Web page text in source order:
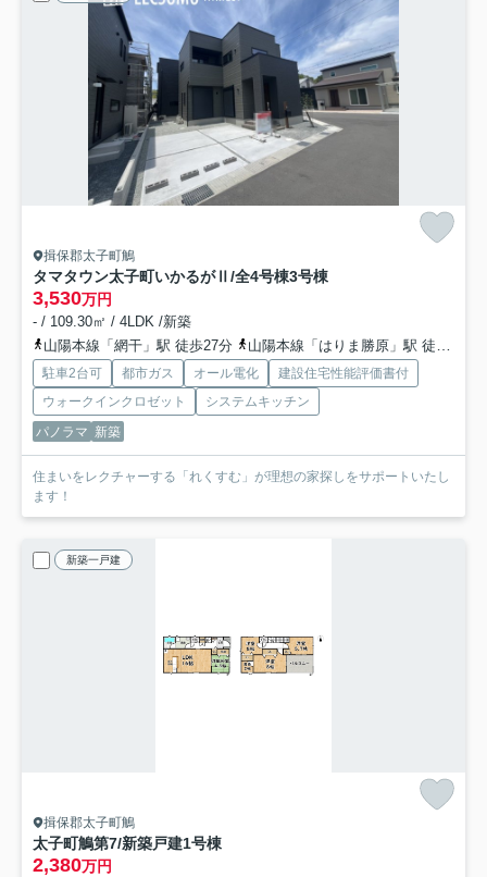
揖保郡太子町鵤
タマタウン太子町いかるがⅡ/全4号棟3号棟
3,530万円
- / 109.30㎡ / 4LDK /新築
山陽本線「網干」駅 徒歩27分
山陽本線「はりま勝原」駅 徒歩59分
駐車2台可 都市ガス オール電化
建設住宅性能評価書付
ウォークインクロゼット
システムキッチン
パノラマ 新築
住まいをレクチャーする「れくすむ」が理想の家探しをサポートいたし
ます！
新築一戸建
揖保郡太子町鵤
太子町鵤第7/新築戸建1号棟
2,380万円